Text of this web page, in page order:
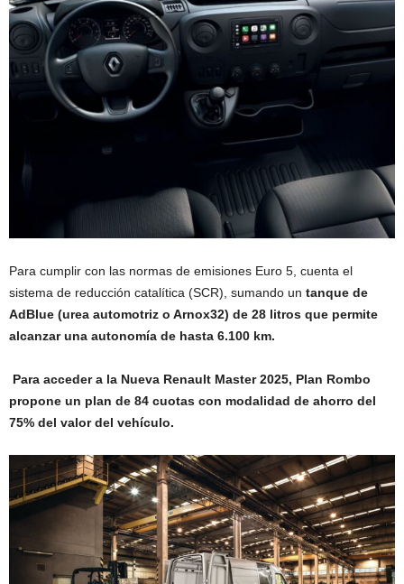
Para cumplir con las normas de emisiones Euro 5, cuenta el
sistema de reducción catalítica (SCR), sumando un tanque de
AdBlue (urea automotriz o Arnox32) de 28 litros que permite
alcanzar una autonomía de hasta 6.100 km.
Para acceder a la Nueva Renault Master 2025, Plan Rombo
propone un plan de 84 cuotas con modalidad de ahorro del
75% del valor del vehículo.